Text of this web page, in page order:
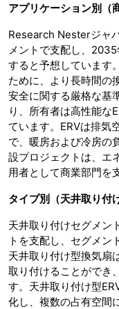
アプリケーション別（
Research Nesterジャ
メントで支配し、
すると予想しています
ために、より長時間の
安全に関する厳格な基
り、所有者は高性能な
ています。ERVは排気
で、暖房および冷房の
設プロジェクトは、エ
用者として商業部門を
タイプ別（天井取り付
天井取り付けセグメン
トを支配し、セグメン
天井取り付け型換気扇
取り付けることができ
す。天井取り付け型
化し、複数の占有空間